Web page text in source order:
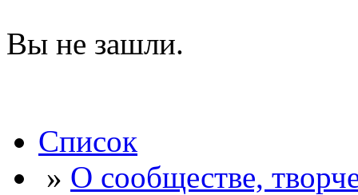
Вы не зашли.
Список
» О сообществе,